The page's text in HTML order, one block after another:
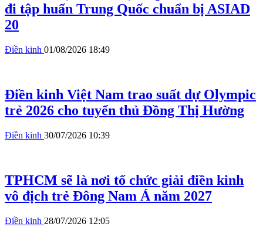
đi tập huấn Trung Quốc chuẩn bị ASIAD
20
Điền kinh 01/08/2026 18:49
Điền kinh Việt Nam trao suất dự Olympic
trẻ 2026 cho tuyển thủ Đồng Thị Hường
Điền kinh 30/07/2026 10:39
TPHCM sẽ là nơi tổ chức giải điền kinh
vô địch trẻ Đông Nam Á năm 2027
Điền kinh 28/07/2026 12:05